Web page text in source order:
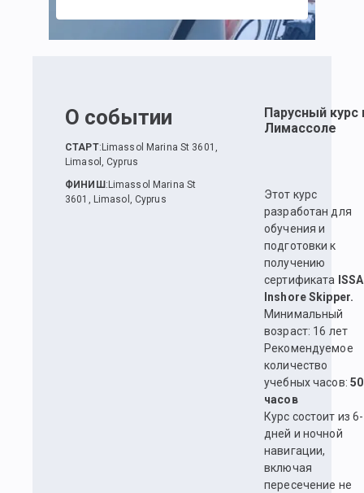
О событии
СТАРТ: Limassol Marina St 3601,
Limasol, Cyprus
ФИНИШ : Limassol Marina St
3601, Limasol, Cyprus
Парусный курс
Лимассоле
Этот курс
разработан для
обучения и
подготовки к
получению
сертификата ISSA
Inshore Skipper.
Минимальный
возраст: 16 лет
Рекомендуемое
количество
учебных часов: 50
часов
Курс состоит из
дней и ночной
навигации,
включая
пересечение не